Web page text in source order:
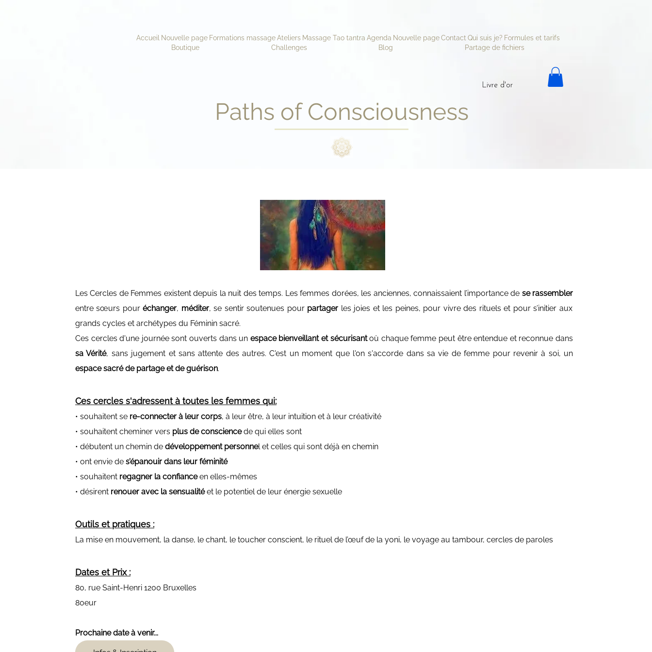
Accueil Nouvelle page Formations massage Ateliers Massage Tao tantra Agenda Nouvelle page Contact Qui suis je? Formules et tarifs
Boutique
Challenges Blog Partage de fichiers
Paths of Consciousness
Livre d'or
Les Cercles de Femmes existent depuis la nuit des temps. Les femmes dorées, les anciennes, connaissaient l’importance de se rassembler
entre sœurs pouréchanger, méditer, se sentir soutenues pour partager les joies et les peines, pour vivre des rituels et pour s’initier aux
grands cycles et archétypes du Féminin sacré.
Ces cercles d'une journée sont ouverts dans un espace bienveillant et sécurisantoù chaque femme peut être entendue et reconnue dans
sa Vérité, sans jugement et sans attente des autres. C'est un moment que l'on s'accorde dans sa vie de femme pour revenir à soi, un
espace sacré de partage et de guérison.
Ces cercles s'adressent à toutes les femmes qui:
• souhaitent se re-connecter à leur corps, à leur être, à leur intuition et à leur créativité
• souhaitent cheminer vers plus de consciencede qui elles sont
• débutent un chemin de développement personnel et celles qui sont déjà en chemin
• ont envie de s’épanouir dans leur féminité
• souhaitent regagner la confianceen elles-mêmes
• désirent renouer avec la sensualitéet le potentiel de leur énergie sexuelle
Outils et pratiques :
La mise en mouvement, la danse, le chant, le toucher conscient, le rituel de l’œuf de la yoni, le voyage au tambour, cercles de paroles
Dates et Prix :
80, rue Saint-Henri 1200 Bruxelles
80eur
Prochaine date à venir...